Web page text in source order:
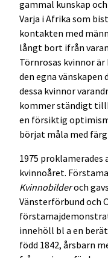
gammal kunskap
Varja i Afrika som
kontakten med
långt bort ifrån
Törnrosas kvinnor
den egna
dessa kvinnor
kommer ständigt
en försiktig
börjat måla med
1975
kvinnoåret.
Kvinnobilderoch
Vänsterförbund och
innehöll bl a en
född 1842, årsbarn